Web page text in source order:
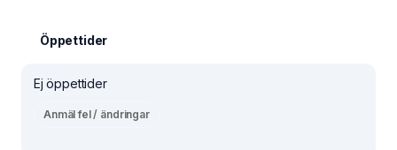
Öppettider
Ej öppettider
Anmäl fel / ändringar